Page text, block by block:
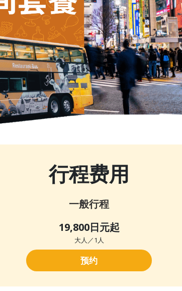
行程费用
一般行程
19,800日元起
大人／1人
预约